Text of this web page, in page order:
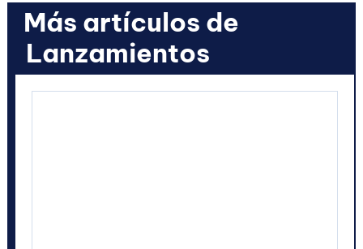
Más artículos de
Lanzamientos